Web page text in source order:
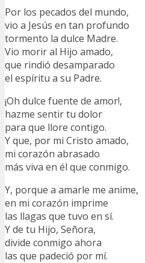
Por los pecados del mundo,
vio a Jesús en tan profundo
tormento la dulce Madre.
Vio morir al Hijo amado,
que rindió desamparado
el espíritu a su Padre.
¡Oh dulce fuente de amor!,
hazme sentir tu dolor
para que llore contigo.
Y que, por mi Cristo amado,
mi corazón abrasado
más viva en él que conmigo.
Y, porque a amarle me anime,
en mi corazón imprime
las llagas que tuvo en sí.
Y de tu Hijo, Señora,
divide conmigo ahora
las que padeció por mí.